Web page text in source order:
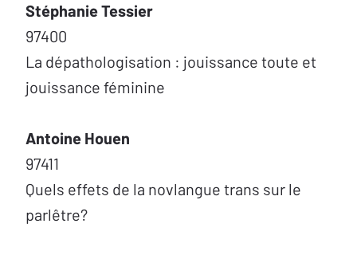
Stéphanie Tessier
97400
La dépathologisation : jouissance toute et
jouissance féminine
Antoine Houen
97411
Quels effets de la novlangue trans sur le
parlêtre?